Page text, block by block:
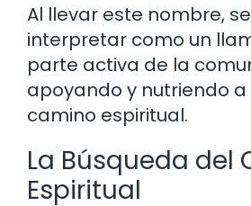
Al llevar este nombre,
interpretar como un
parte activa de la
apoyando y nutriendo a
camino espiritual.
La Búsqueda del
Espiritual